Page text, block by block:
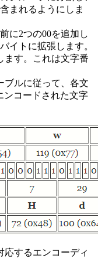
まれるようにしま
に2つの00を追加し
イトに拡張します。
ます。これは文字番
ブルに従って、各文
ンコードされた文字
応するエンコーディ